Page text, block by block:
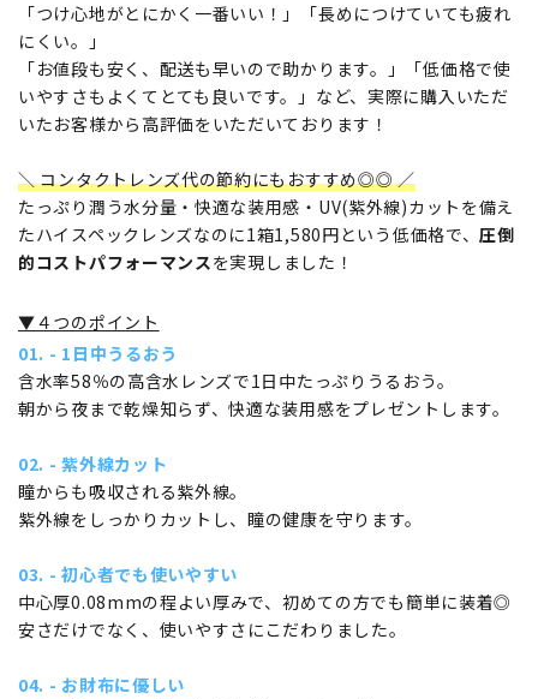
「つけ心地がとにかく一番いい！」「長めにつけていても疲れ
にくい。」
「お値段も安く、配送も早いので助かります。」「低価格で使
いやすさもよくてとても良いです。」など、実際に購入いただ
いたお客様から高評価をいただいております！
＼ コンタクトレンズ代の節約にもおすすめ◎◎ ／
たっぷり潤う水分量・快適な装用感・UV(紫外線)カットを備え
たハイスペックレンズなのに1箱1,580円という低価格で、圧倒
的コストパフォーマンスを実現しました！
▼４つのポイント
01. - 1日中うるおう
含水率58％の高含水レンズで1日中たっぷりうるおう。
朝から夜まで乾燥知らず、快適な装用感をプレゼントします。
02. - 紫外線カット
瞳からも吸収される紫外線。
紫外線をしっかりカットし、瞳の健康を守ります。
03. - 初心者でも使いやすい
中心厚0.08mmの程よい厚みで、初めての方でも簡単に装着◎
安さだけでなく、使いやすさにこだわりました。
04. - お財布に優しい